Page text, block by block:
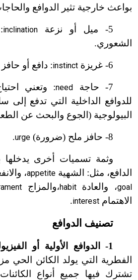
بواعث خارجية تثير الدوافع
5
-ميل أو نزعة inclination
الشعوري.
6
-غريزة instinct: دافع أو
7
-حاجة need: وتعني
للدوافع الداخلية التي تدفع
البيولوجية (الجوع والبحث عن
8
-حافز ملح (ضرورة) urge
.
وثمة تسميات أخرى
الدافع، مثل: الشهية appetite،
goal، والعادةhabit،والمزاج
الاهتمام interest
.
تصنيف الدوافع
1
-الدوافع الأولية أو
الفطرية التي يولد الكائن الحي
تشترك فيها جميع أنواع